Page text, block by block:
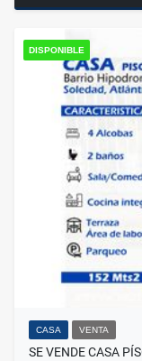
DISPONIBLE
CASA VENTA
SE VENDE CASA